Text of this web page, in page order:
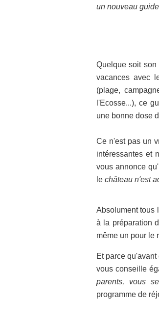
un nouveau
Quelque soit son
vacances avec
(plage,
l'Ecosse...), ce
une bonne dose
Ce n'est pas un
intéressantes et
vous annonce
le château n'est
Absolument tous
à la préparation
même un pour le
Et parce
vous conseille
parents, vous
programme de